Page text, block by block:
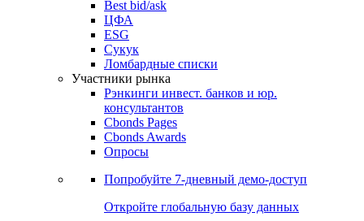
Best bid/ask
ЦФА
ESG
Сукук
Ломбардные списки
Участники рынка
Рэнкинги инвест. банков и юр.
консультантов
Cbonds Pages
Cbonds Awards
Опросы
Попробуйте 7-дневный демо-доступ
Откройте глобальную базу данных